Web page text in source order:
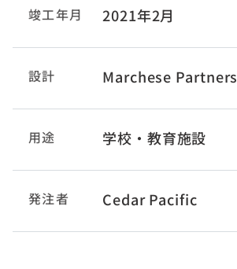
竣工年月 2021年2月
設計 Marchese Partners
用途 学校・教育施設
発注者 Cedar Pacific